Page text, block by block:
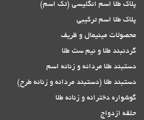
پلاک طلا اسم انگلیسی (تک اسم)
پلاک طلا اسم ترکیبی
محصولات مینیمال و ظریف
گردنبند طلا و نیم ست طلا
دستبند طلا مردانه و زنانه اسم
دستبند طلا (دستبند مردانه و زنانه طرح)
گوشواره دخترانه و زنانه طلا
حلقه ازدواج